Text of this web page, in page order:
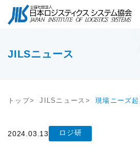
協会について
イベント・講習会・交流会
講座・コース
セミナー
物流コスト調査
JILSニュース
トップ JILSニュース 現場ニーズ
2024.03.13 ロジ研